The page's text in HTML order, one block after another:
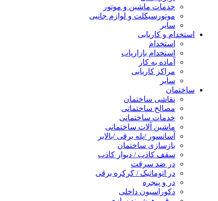
خدمات ماشین و موتور
موتورسیکلت و لوازم جانبی
سایر
استخدام و کاریابی
استخدام
استخدام بازاریاب
آماده به کار
مراکز کاریابی
سایر
ساختمان
نقاشی ساختمان
مصالح ساختمانی
خدمات ساختمانی
ماشین آلات ساختمانی
آسانسور /پله برقی /بالابر
بازسازی ساختمان
سقف کاذب / دیوار کاذب
در ضد سرقت
در اتوماتیک / کرکره برقی
در و پنجره
دکوراسیون داخلی